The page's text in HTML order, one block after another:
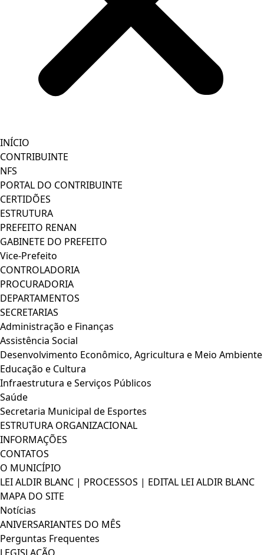
INÍCIO
CONTRIBUINTE
NFS
PORTAL DO CONTRIBUINTE
CERTIDÕES
ESTRUTURA
PREFEITO RENAN
GABINETE DO PREFEITO
Vice-Prefeito
CONTROLADORIA
PROCURADORIA
DEPARTAMENTOS
SECRETARIAS
Administração e Finanças
Assistência Social
Desenvolvimento Econômico, Agricultura e Meio Ambiente
Educação e Cultura
Infraestrutura e Serviços Públicos
Saúde
Secretaria Municipal de Esportes
ESTRUTURA ORGANIZACIONAL
INFORMAÇÕES
CONTATOS
O MUNICÍPIO
LEI ALDIR BLANC | PROCESSOS | EDITAL LEI ALDIR BLANC
MAPA DO SITE
Notícias
ANIVERSARIANTES DO MÊS
Perguntas Frequentes